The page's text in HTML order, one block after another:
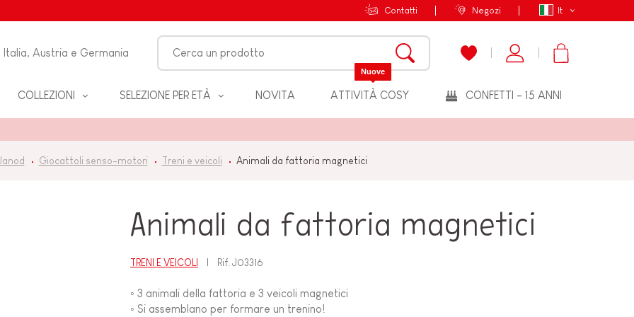
It
Contatti Negozi
Italia, Austria e Germania
COLLEZIONI SELEZIONE PER ETÀ NOVITA ATTIVITÀ COSY
Nuove
CONFETTI - 15 ANNI
Giocattoli senso-motori Treni e veicoli Animali da fattoria magnetici
Animali da fattoria magnetici
TRENI E VEICOLI Rif.J03316
◦ 3 animali della fattoria e 3 veicoli magnetici
◦ Si assemblano per formare un trenino!